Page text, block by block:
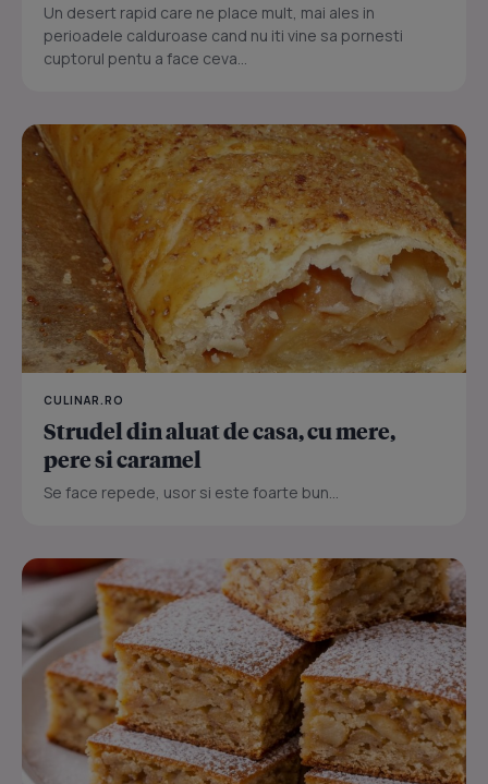
Un desert rapid care ne place mult, mai ales in
perioadele calduroase cand nu iti vine sa pornesti
cuptorul pentu a face ceva...
CULINAR.RO
Strudel din aluat de casa, cu mere,
pere si caramel
Se face repede, usor si este foarte bun...